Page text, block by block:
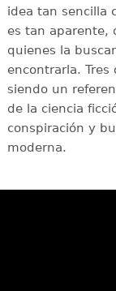
idea tan sencilla
es tan aparente,
quienes la
encontrarla.
siendo un
de la ciencia
conspiración y
moderna.